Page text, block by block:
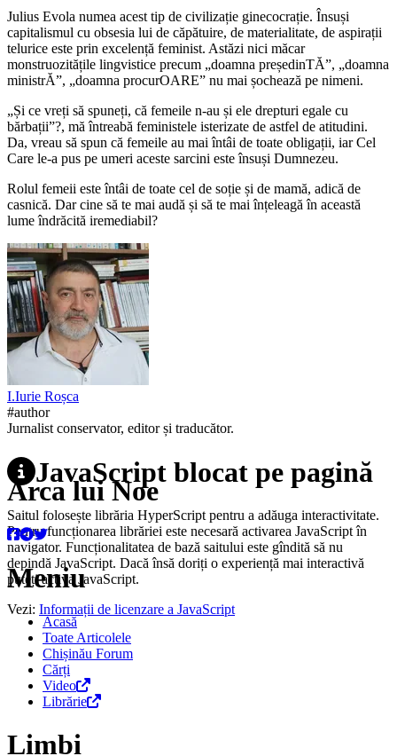
Julius Evola numea acest tip de civilizație ginecocrație. Însuși
capitalismul cu obsesia lui de căpătuire, de materialitate, de aspirații
telurice este prin excelență feminist. Astăzi nici măcar
monstruozitățile lingvistice precum „doamna președinTĂ”, „doamna
ministrĂ”, „doamna procurOARE” nu mai șochează pe nimeni.
„Și ce vreți să spuneți, că femeile n-au și ele drepturi egale cu
bărbații”?, mă întreabă feministele isterizate de astfel de atitudini.
Da, vreau să spun că femeile au mai întâi de toate obligații, iar Cel
Care le-a pus pe umeri aceste sarcini este însuși Dumnezeu.
Rolul femeii este întâi de toate cel de soție și de mamă, adică de
casnică. Dar cine să te mai audă și să te mai înțeleagă în această
lume îndrăcită iremediabil?
I.Iurie Roșca
#author
Jurnalist conservator, editor și traducător.
JavaScript blocat pe pagină
Saitul folosește librăria HyperScript pentru a adăuga interactivitate.
Pentru funcționarea librăriei este necesară activarea JavaScript în
navigator. Funcționalitatea de bază saitului este gîndită să nu
depindă JavaScript. Dacă însă doriți o experiență mai interactivă
puteți activa JavaScript.
Vezi: Informații de licenzare a JavaScript
Arca lui Noe
Meniu
Acasă
Toate Articolele
Chișinău Forum
Cărți
Video
Librărie
Limbi